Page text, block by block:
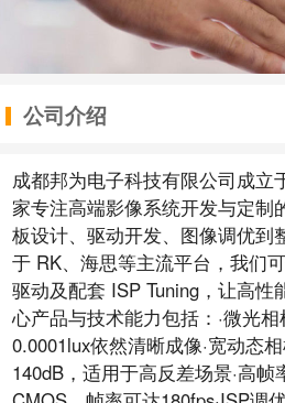
公司介绍
成都邦为电子科技有限公司成立
家专注高端影像系统开发与定制
板设计、驱动开发、图像调优到
于 RK、海思等主流平台，我们
驱动及配套 ISP Tuning，让高性
心产品与技术能力包括：·微光相
0.0001lux依然清晰成像·宽动态
140dB，适用于高反差场景·高